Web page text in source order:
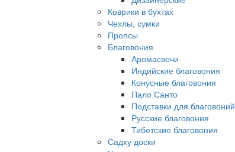
Коврики в бухтах
Чехлы, сумки
Пропсы
Благовония
Аромасвечи
Индийские благовония
Конусные благовония
Пало Санто
Подставки для благовоний
Русские благовония
Тибетские благовония
Садху доски